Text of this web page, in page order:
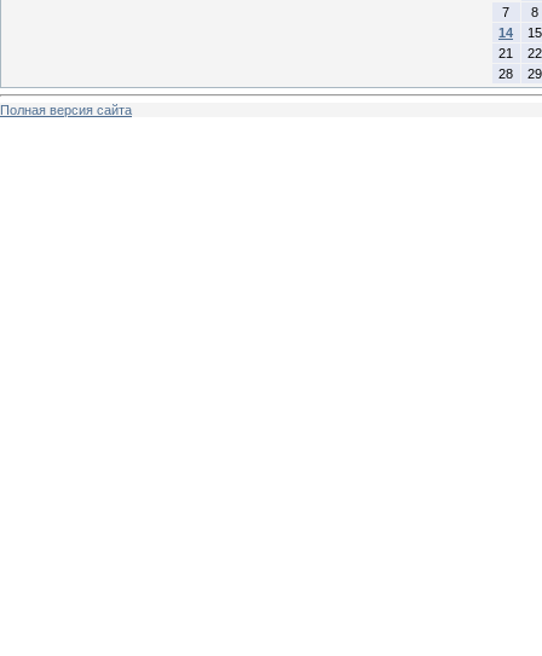
7
8
14
15
21
22
28
29
Полная версия сайта